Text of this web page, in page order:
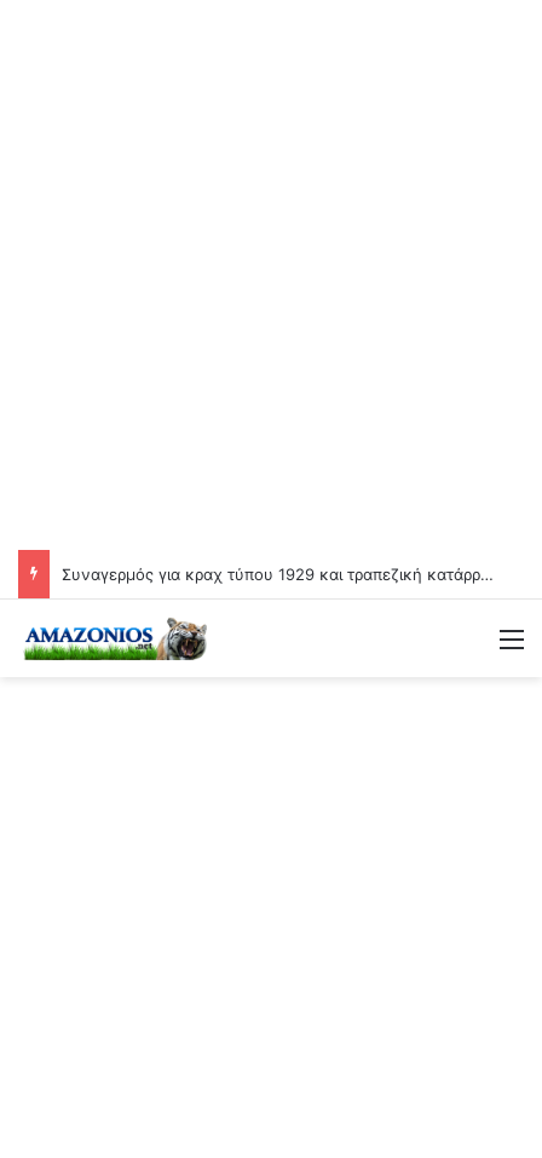
Συναγερμός για κραχ τύπου 1929 και τραπεζική κατάρρευση